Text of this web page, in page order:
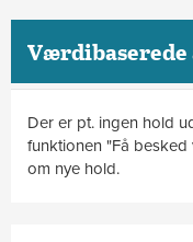
Der er pt. ingen hold
funktionen "Få
om nye hold.